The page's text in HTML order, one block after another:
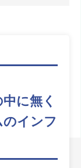
に無く
インフ